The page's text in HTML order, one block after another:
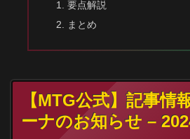
要点解説
まとめ
【MTG公式】記事情
ーナのお知らせ –